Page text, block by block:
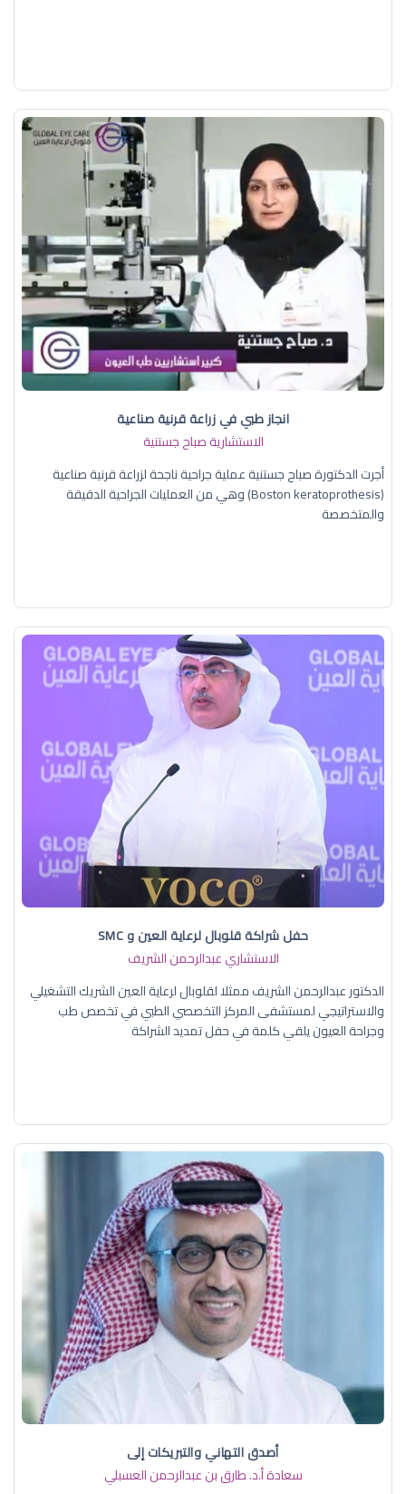
انجاز طبي في زراعة قرنية صناعية
الاستشارية صباح جستنية
أجرت الدكتورة صباح جستنية عملية جراحية ناجحة لزراعة قرنية صناعية
(Boston keratoprothesis) وهي من العمليات الجراحية الدقيقة
والمتخصصة
حفل شراكة قلوبال لرعاية العين و SMC
الاستشاري عبدالرحمن الشريف
الدكتور عبدالرحمن الشريف ممثلا لقلوبال لرعاية العين الشريك التشغيلي
والاستراتيجي لمستشفى المركز التخصصي الطبي في تخصص طب
وجراحة العيون يلقي كلمة في حفل تمديد الشراكة
أصدق التهاني والتبريكات إلى
سعادة أ.د. ​طارق بن عبدالرحمن العسبلي